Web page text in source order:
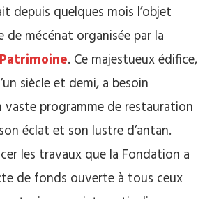
depuis quelques mois l’objet
de mécénat organisée par la
. Ce majestueux édifice,
siècle et demi, a besoin
vaste programme de restauration
éclat et son lustre d’antan.
les travaux que la Fondation a
de fonds ouverte à tous ceux